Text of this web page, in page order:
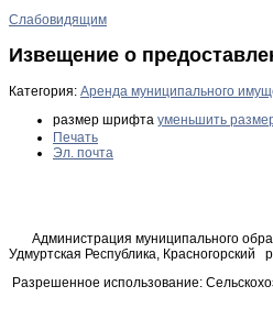
Слабовидящим
Извещение о
Категория: Аренда муниципального
размер шрифта уменьшить
Печать
Эл. почта
Администрация муниципального
Удмуртская Республика, Красногорский
Разрешенное использование: